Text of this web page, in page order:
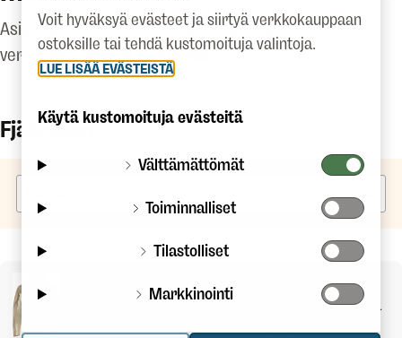
Asiakkaidemme kokemuksia Scandinavian Outdoor
verkkokaupasta ja tuotteista.
Fjällräven
Fjällräven Men's High Coast Wind Jacket
Kivan näköinen ja pieneen tilaan pakkautuva, hengittävä
Voit hyväksyä evästeet ja siirtyä verkkokauppaan
ostoksille tai tehdä kustomoituja valintoja.
LUE LISÄÄ EVÄSTEISTÄ
Käytä kustomoituja evästeitä
Välttämättömät
Toiminnalliset
Tilastolliset
Markkinointi